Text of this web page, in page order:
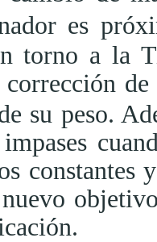
es
torno a la
corrección
su peso.
constantes